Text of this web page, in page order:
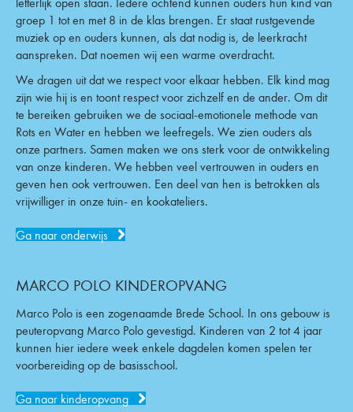
groep 1 tot en met 8 in de klas brengen. Er staat rustgevende
muziek op en ouders kunnen, als dat nodig is, de leerkracht
aanspreken. Dat noemen wij een warme overdracht.
We dragen uit dat we respect voor elkaar hebben. Elk kind mag
zijn wie hij is en toont respect voor zichzelf en de ander. Om dit
te bereiken gebruiken we de sociaal-emotionele methode van
Rots en Water en hebben we leefregels. We zien ouders als
onze partners. Samen maken we ons sterk voor de ontwikkeling
van onze kinderen. We hebben veel vertrouwen in ouders en
geven hen ook vertrouwen. Een deel van hen is betrokken als
vrijwilliger in onze tuin- en kookateliers.
Ga naar onderwijs
MARCO POLO KINDEROPVANG
Marco Polo is een zogenaamde Brede School. In ons gebouw is
peuteropvang Marco Polo gevestigd. Kinderen van 2 tot 4 jaar
kunnen hier iedere week enkele dagdelen komen spelen ter
voorbereiding op de basisschool.
Ga naar kinderopvang